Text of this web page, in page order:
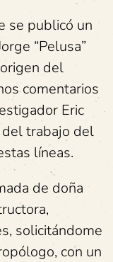
se publicó un
“Pelusa”
del
comentarios
Eric
del trabajo del
líneas.
de doña
solicitándome
con un